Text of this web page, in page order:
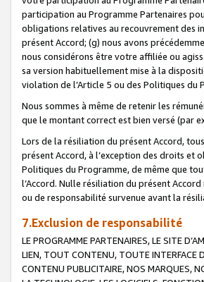
participation au Programme Partenaires
obligations relatives au recouvrement des
présent Accord; (g) nous avons
nous considérons être votre affiliée ou
sa version habituellement mise à la
violation de l’Article 5 ou des Politiques du
Nous sommes à même de retenir les
que le montant correct est bien versé (par
Lors de la résiliation du présent Accord,
présent Accord, à l’exception des droits et
Politiques du Programme, de même que
l’Accord. Nulle résiliation du présent
ou de responsabilité survenue avant la
7.Exclusion de responsabilité
LE PROGRAMME PARTENAIRES, LE SITE
LIEN, TOUT CONTENU, TOUTE INTERFACE
CONTENU PUBLICITAIRE, NOS MARQUES,